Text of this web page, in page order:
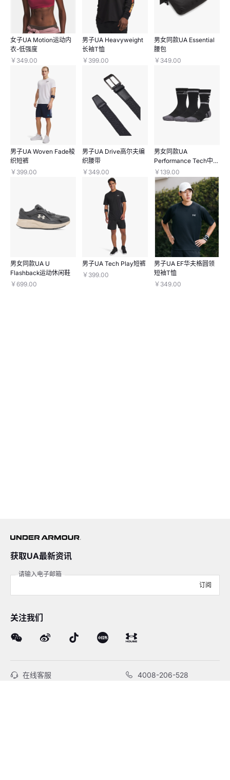
女子UA Motion运动内
衣-低强度
￥349.00
男子UA Heavyweight
长袖T恤
￥399.00
男女同款UA Essential
腰包
￥349.00
男子UA Woven Fade梭
织短裤
￥399.00
男子UA Drive高尔夫编
织腰带
￥349.00
男女同款UA
Performance Tech中缓
冲中筒袜—3双装
￥139.00
男女同款UA U
Flashback运动休闲鞋
￥699.00
男子UA Tech Play短裤
￥399.00
男子UA EF华夫格圆领
短袖T恤
￥349.00
获取UA最新资讯
请输入电子邮箱
订阅
关注我们
在线客服 4008-206-528